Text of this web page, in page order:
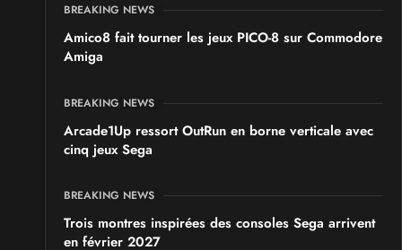
BREAKING NEWS
Amico8 fait tourner les jeux PICO-8 sur Commodore
Amiga
BREAKING NEWS
Arcade1Up ressort OutRun en borne verticale avec
cinq jeux Sega
BREAKING NEWS
Trois montres inspirées des consoles Sega arrivent
en février 2027